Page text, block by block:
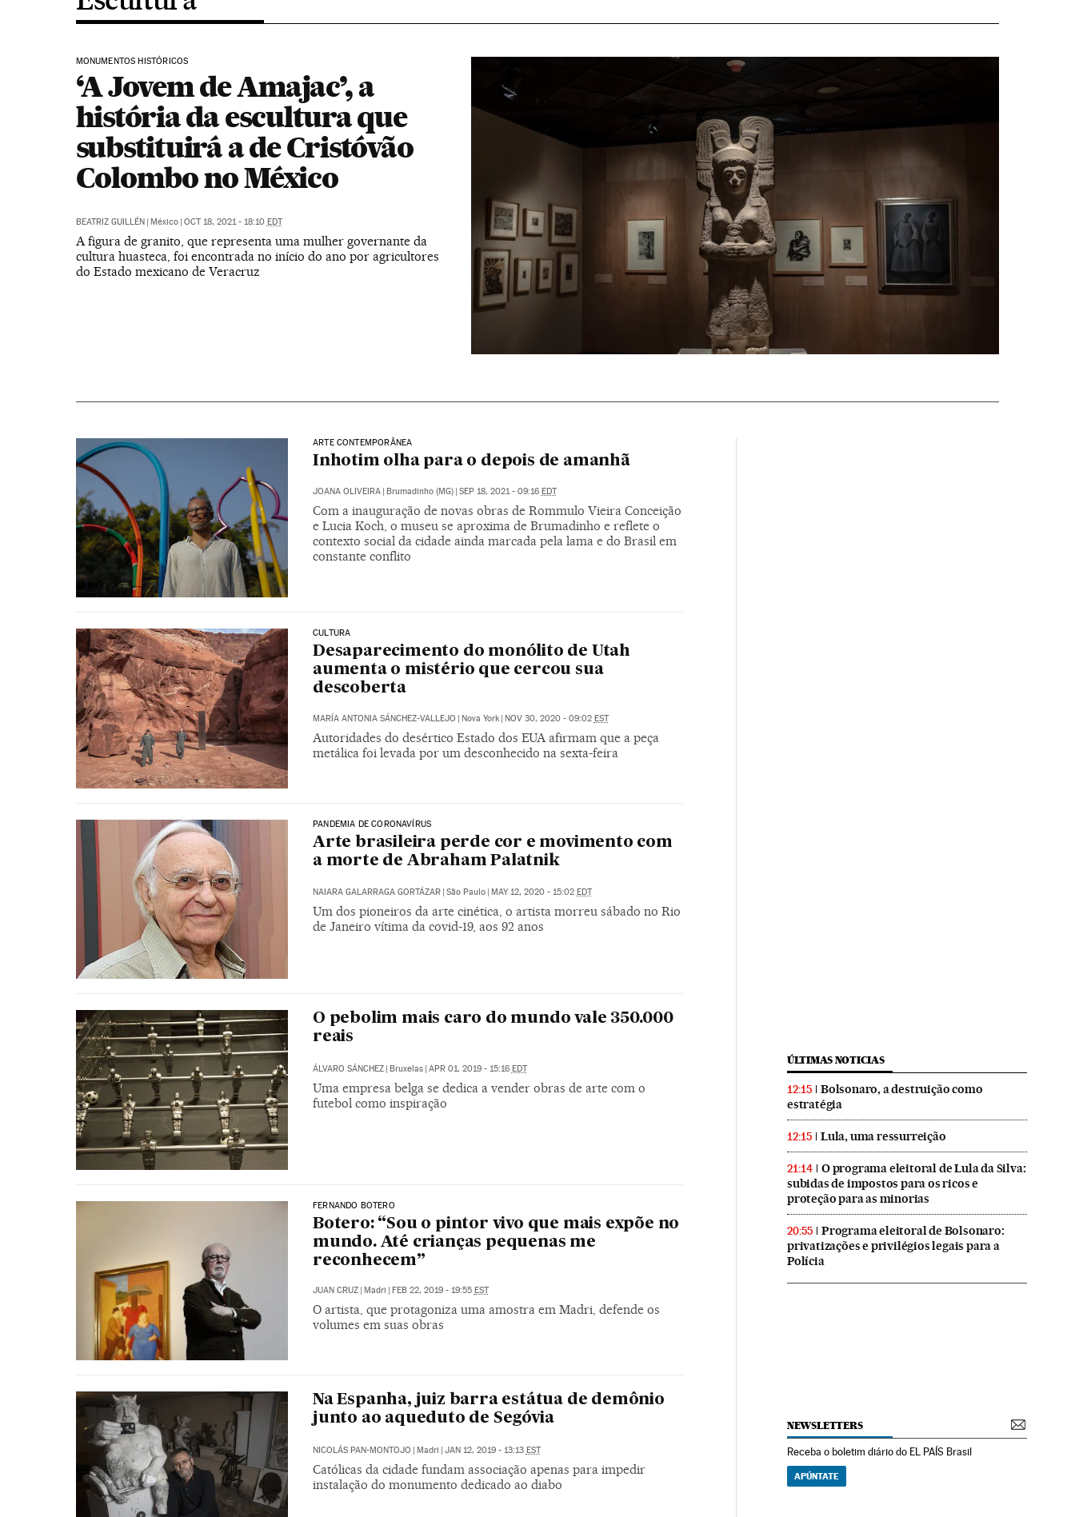
MONUMENTOS HISTÓRICOS
‘A Jovem de Amajac’, a
história da escultura que
substituirá a de Cristóvão
Colombo no México
BEATRIZ GUILLÉN | México | OCT 18, 2021 - 18:10 EDT
A figura de granito, que representa uma mulher governante da
cultura huasteca, foi encontrada no início do ano por agricultores
do Estado mexicano de Veracruz
ARTE CONTEMPORÂNEA
Inhotim olha para o depois de amanhã
JOANA OLIVEIRA | Brumadinho (MG) | SEP 18, 2021 - 09:16 EDT
Com a inauguração de novas obras de Rommulo Vieira Conceição
e Lucia Koch, o museu se aproxima de Brumadinho e reflete o
contexto social da cidade ainda marcada pela lama e do Brasil em
constante conflito
CULTURA
Desaparecimento do monólito de Utah
aumenta o mistério que cercou sua
descoberta
MARÍA ANTONIA SÁNCHEZ-VALLEJO | Nova York | NOV 30, 2020 - 09:02 EST
Autoridades do desértico Estado dos EUA afirmam que a peça
metálica foi levada por um desconhecido na sexta-feira
PANDEMIA DE CORONAVÍRUS
Arte brasileira perde cor e movimento com
a morte de Abraham Palatnik
NAIARA GALARRAGA GORTÁZAR | São Paulo | MAY 12, 2020 - 15:02 EDT
Um dos pioneiros da arte cinética, o artista morreu sábado no Rio
de Janeiro vítima da covid-19, aos 92 anos
O pebolim mais caro do mundo vale 350.000
reais
ÁLVARO SÁNCHEZ | Bruxelas | APR 01, 2019 - 15:16 EDT
Uma empresa belga se dedica a vender obras de arte com o
futebol como inspiração
FERNANDO BOTERO
Botero: “Sou o pintor vivo que mais expõe no
mundo. Até crianças pequenas me
reconhecem”
JUAN CRUZ Madri FEB 22, 2019 - 19:55 EST
O artista, que protagoniza uma amostra em Madri, defende os
volumes em suas obras
Na Espanha, juiz barra estátua de demônio
junto ao aqueduto de Segóvia
NICOLÁS PAN-MONTOJO | Madri | JAN 12, 2019 - 13:13 EST
Católicas da cidade fundam associação apenas para impedir
instalação do monumento dedicado ao diabo
ÚLTIMAS NOTICIAS
12:15
Bolsonaro, a destruição como
estratégia
12:15 Lula, uma ressurreição
21:14
O programa eleitoral de Lula da Silva:
subidas de impostos para os ricos e
proteção para as minorias
20:55
Programa eleitoral de Bolsonaro:
privatizações e privilégios legais para a
Polícia
NEWSLETTERS
Receba o boletim diário do EL PAÍS Brasil
APÚNTATE